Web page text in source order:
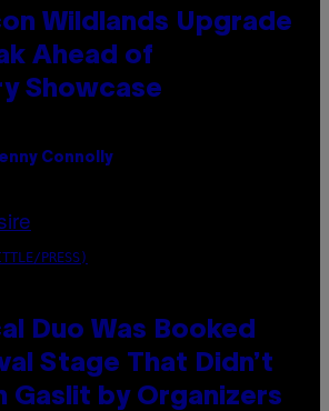
Wildlands Upgrade
Ahead of
Showcase
Connolly
PRESS)
Duo Was Booked
Stage That Didn’t
Gaslit by Organizers